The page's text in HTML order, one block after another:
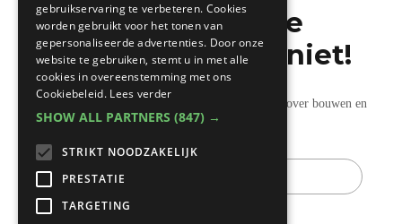
Mis de laatste
bouwnieuwtjes niet!
Ontvang onze wekelijkse updates vol nuttige tips over bouwen en
verbouwen.
E-
mail
gebruikservaring te verbeteren. Cookies
worden gebruikt voor het tonen van
gepersonaliseerde advertenties. Door onze
website te gebruiken, stemt u in met alle
cookies in overeenstemming met ons
Cookiebeleid. Lees verder
SHOW ALL PARTNERS (847) →
STRIKT NOODZAKELIJK
PRESTATIE
TARGETING